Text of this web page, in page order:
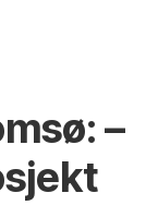
–